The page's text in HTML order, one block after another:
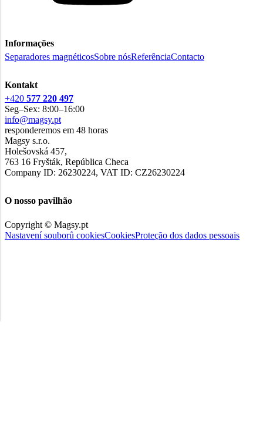
Informações
Separadores magnéticosSobre nósReferênciaContacto
Kontakt
+420 577 220 497
Seg–Sex: 8:00–16:00
info@magsy.pt
responderemos em 48 horas
Magsy s.r.o.
Holešovská 457,
763 16 Fryšták, República Checa
Company ID: 26230224, VAT ID: CZ26230224
O nosso pavilhão
Copyright © Magsy.pt
Nastavení souborů cookiesCookiesProteção dos dados pessoais